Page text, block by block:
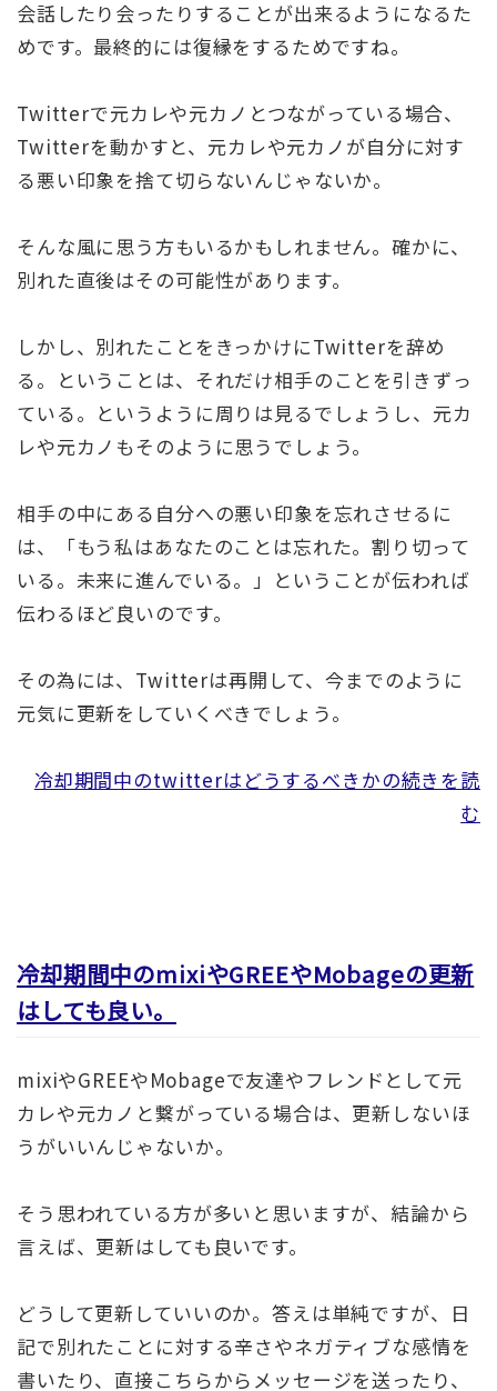
会話したり会ったりすることが出来るようになるた
めです。最終的には復縁をするためですね。
Twitterで元カレや元カノとつながっている場合、
Twitterを動かすと、元カレや元カノが自分に対す
る悪い印象を捨て切らないんじゃないか。
そんな風に思う方もいるかもしれません。確かに、
別れた直後はその可能性があります。
しかし、別れたことをきっかけにTwitterを辞め
る。ということは、それだけ相手のことを引きずっ
ている。というように周りは見るでしょうし、元カ
レや元カノもそのように思うでしょう。
相手の中にある自分への悪い印象を忘れさせるに
は、「もう私はあなたのことは忘れた。割り切って
いる。未来に進んでいる。」ということが伝われば
伝わるほど良いのです。
その為には、Twitterは再開して、今までのように
元気に更新をしていくべきでしょう。
冷却期間中のtwitterはどうするべきかの続きを読
む
冷却期間中のmixiやGREEやMobageの更新
はしても良い。
mixiやGREEやMobageで友達やフレンドとして元
カレや元カノと繋がっている場合は、更新しないほ
うがいいんじゃないか。
そう思われている方が多いと思いますが、結論から
言えば、更新はしても良いです。
どうして更新していいのか。答えは単純ですが、日
記で別れたことに対する辛さやネガティブな感情を
書いたり、直接こちらからメッセージを送ったり、